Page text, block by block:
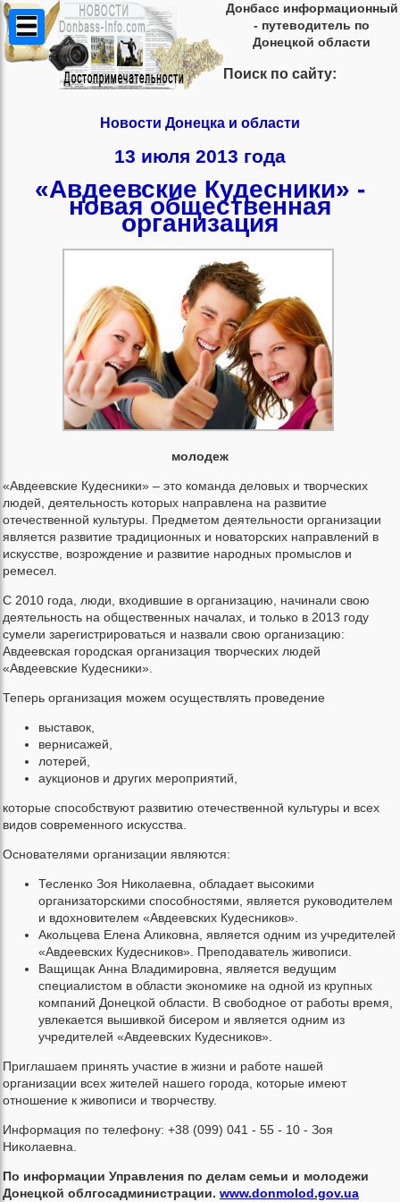
Донбасс информационный
- путеводитель по
Донецкой области
Поиск по сайту:
Новости Донецка и области
13 июля 2013 года
«Авдеевские Кудесники» -
новая общественная
организация
молодеж
«Авдеевские Кудесники» – это команда деловых и творческих
людей, деятельность которых направлена на развитие
отечественной культуры. Предметом деятельности организации
является развитие традиционных и новаторских направлений в
искусстве, возрождение и развитие народных промыслов и
ремесел.
С 2010 года, люди, входившие в организацию, начинали свою
деятельность на общественных началах, и только в 2013 году
сумели зарегистрироваться и назвали свою организацию:
Авдеевская городская организация творческих людей
«Авдеевские Кудесники».
Теперь организация можем осуществлять проведение
выставок,
вернисажей,
лотерей,
аукционов и других мероприятий,
которые способствуют развитию отечественной культуры и всех
видов современного искусства.
Основателями организации являются:
Тесленко Зоя Николаевна, обладает высокими
организаторскими способностями, является руководителем
и вдохновителем «Авдеевских Кудесников».
Акольцева Елена Аликовна, является одним из учредителей
«Авдеевских Кудесников». Преподаватель живописи.
Ващищак Анна Владимировна, является ведущим
специалистом в области экономике на одной из крупных
компаний Донецкой области. В свободное от работы время,
увлекается вышивкой бисером и является одним из
учредителей «Авдеевских Кудесников».
Приглашаем принять участие в жизни и работе нашей
организации всех жителей нашего города, которые имеют
отношение к живописи и творчеству.
Информация по телефону: +38 (099) 041 - 55 - 10 - Зоя
Николаевна.
По информации Управления по делам семьи и молодежи
Донецкой облгосадминистрации. www.donmolod.gov.ua